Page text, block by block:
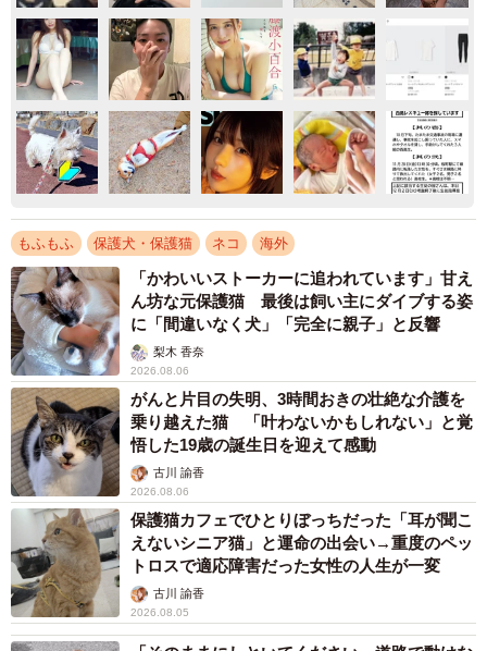
もふもふ 保護犬・保護猫 ネコ 海外
「かわいいストーカーに追われています」甘え
ん坊な元保護猫 最後は飼い主にダイブする姿
に「間違いなく犬」「完全に親子」と反響
梨木 香奈
2026.08.06
がんと片目の失明、3時間おきの壮絶な介護を
乗り越えた猫 「叶わないかもしれない」と覚
悟した19歳の誕生日を迎えて感動
古川 諭香
2026.08.06
保護猫カフェでひとりぼっちだった「耳が聞こ
えないシニア猫」と運命の出会い→重度のペッ
トロスで適応障害だった女性の人生が一変
古川 諭香
2026.08.05